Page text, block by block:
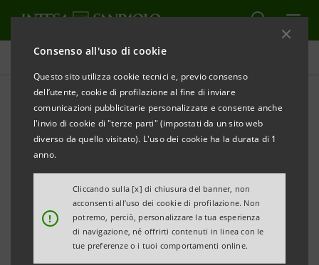
Consenso all'uso di cookie
Questo sito utilizza cookie tecnici e, previo consenso
dell’utente, cookie di profilazione al fine di inviare
comunicazioni pubblicitarie personalizzate e consente anche
l'invio di cookie di "terze parti" (impostati da un sito web
diverso da quello visitato). L'uso dei cookie ha la durata di 1
anno.
!
Cliccando sulla [x] di chiusura del banner, non
acconsenti all’uso dei cookie di profilazione. Non
potremo, perciò, personalizzare la tua esperienza
di navigazione, né offrirti contenuti in linea con le
tue preferenze o i tuoi comportamenti online.
Comunicati stampa
STAMPA AGGIORNA
INTESA SANPAOLO CONCLUDE IL PROGRAMMA DI
ACQUISTO DI AZIONI PROPRIE ORDINARIE PER
L’ASSEGNAZIONE GRATUITA AI DIPENDENTI
Torino, Milano, 16 settembre 2022– Intesa Sanpaolo
informa che il 14 settembre 2022 ha concluso il
programma di acquisto di azioni proprie ordinarie -
avviato il 12 settembre 2022 e reso noto al mercato